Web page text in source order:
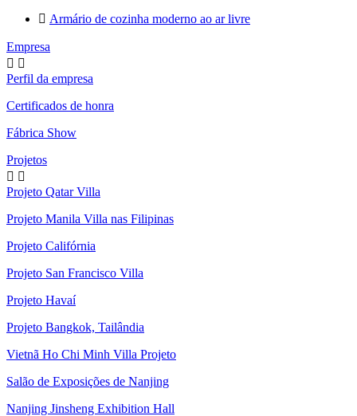
 Armário de cozinha moderno ao ar livre
Empresa
 
Perfil da empresa
Certificados de honra
Fábrica Show
Projetos
 
Projeto Qatar Villa
Projeto Manila Villa nas Filipinas
Projeto Califórnia
Projeto San Francisco Villa
Projeto Havaí
Projeto Bangkok, Tailândia
Vietnã Ho Chi Minh Villa Projeto
Salão de Exposições de Nanjing
Nanjing Jinsheng Exhibition Hall